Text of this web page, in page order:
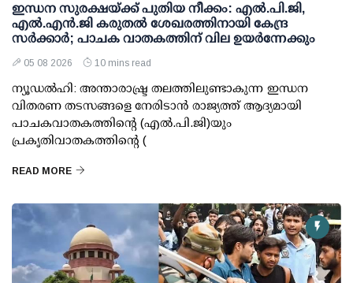
ഇന്ധന സുരക്ഷയ്ക്ക് പുതിയ നീക്കം: എല്‍.പി.ജി,
എല്‍.എന്‍.ജി കരുതല്‍ ശേഖരത്തിനായി കേന്ദ്ര
സര്‍ക്കാര്‍; പാചക വാതകത്തിന് വില ഉയര്‍ന്നേക്കും
05 08 2026 10 mins read
ന്യൂഡല്‍ഹി: അന്താരാഷ്ട്ര തലത്തിലുണ്ടാകുന്ന ഇന്ധന
വിതരണ തടസങ്ങളെ നേരിടാന്‍ രാജ്യത്ത് ആദ്യമായി
പാചകവാതകത്തിന്റെ (എല്‍.പി.ജി)യും
പ്രകൃതിവാതകത്തിന്റെ (
READ MORE